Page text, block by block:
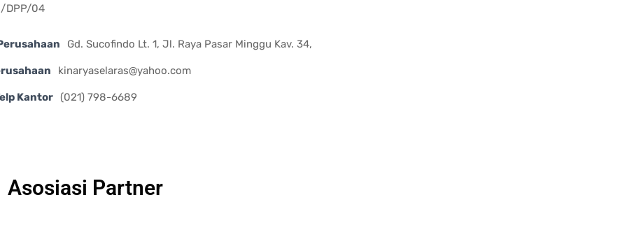
DPP/04
Gd. Sucofindo Lt. 1, Jl. Raya Pasar Minggu Kav. 34,
kinaryaselaras@yahoo.com
Kantor (021) 798-6689
Asosiasi Partner